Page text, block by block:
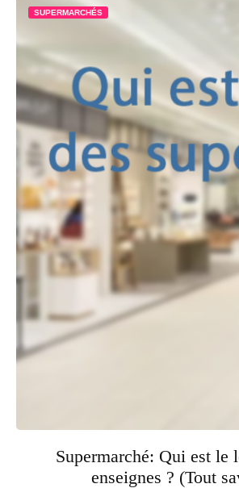
SUPERMARCHÉS
Supermarché: Qui est le
enseignes ? (Tout